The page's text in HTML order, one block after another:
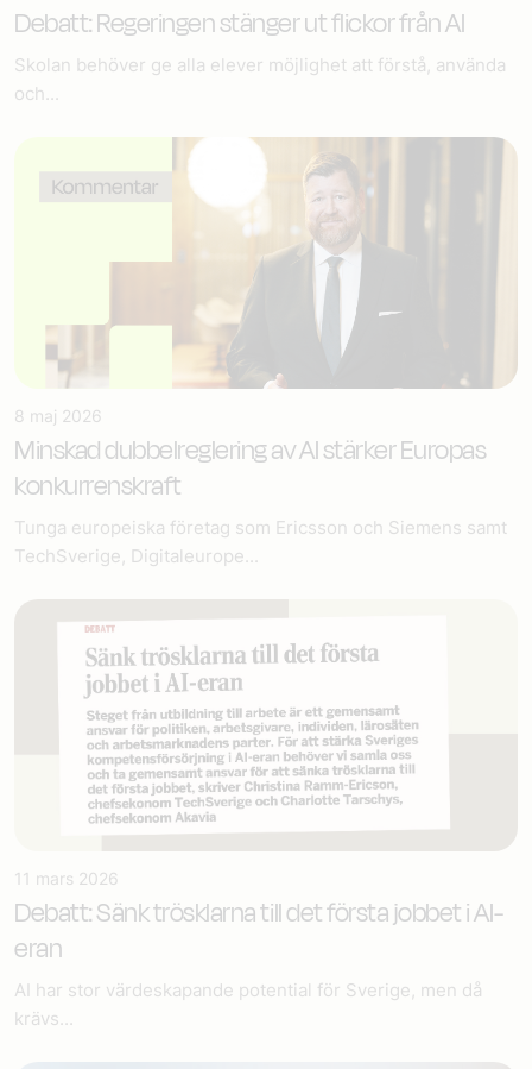
Debatt: Regeringen stänger ut flickor från AI
Skolan behöver ge alla elever möjlighet att förstå, använda
och...
8 maj 2026
Minskad dubbelreglering av AI stärker Europas
konkurrenskraft
Tunga europeiska företag som Ericsson och Siemens samt
TechSverige, Digitaleurope...
11 mars 2026
Debatt: Sänk trösklarna till det första jobbet i AI-
eran
AI har stor värdeskapande potential för Sverige, men då
krävs...